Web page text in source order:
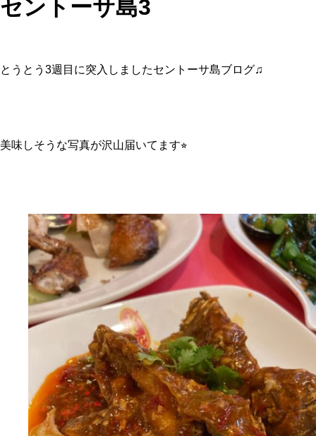
セントーサ島3
とうとう3週目に突入しましたセントーサ島ブログ♫
美味しそうな写真が沢山届いてます⭐︎